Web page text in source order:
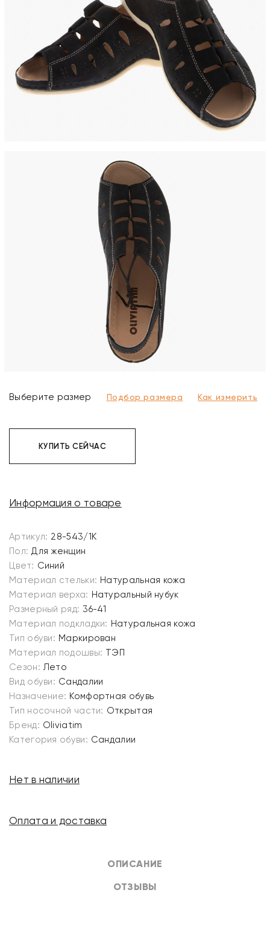
ОПИСАНИЕ
ОТЗЫВЫ
Выберите размер Подбор размера Как измерить
КУПИТЬ СЕЙЧАС
Информация о товаре
Артикул: 28-543/1K
Пол: Для женщин
Цвет: Синий
Материал стельки: Натуральная кожа
Материал верха: Натуральный нубук
Размерный ряд: 36-41
Материал подкладки: Натуральная кожа
Тип обуви: Маркирован
Материал подошвы: ТЭП
Сезон: Лето
Вид обуви: Сандалии
Назначение: Комфортная обувь
Тип носочной части: Открытая
Бренд: Oliviatim
Категория обуви: Сандалии
Нет в наличии
Оплата и доставка